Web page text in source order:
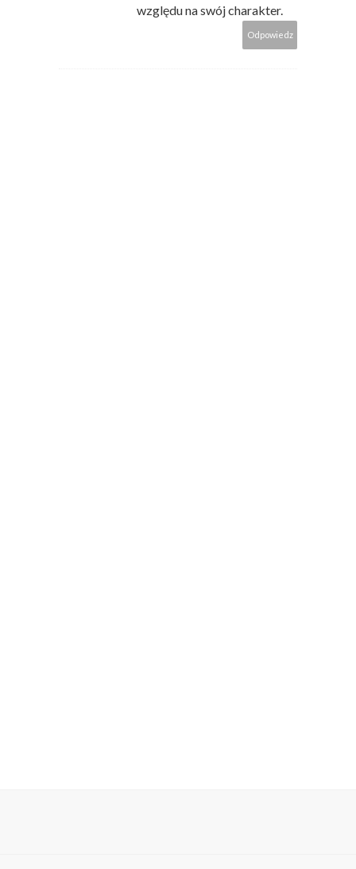
względu na swój charakter.
Odpowiedz